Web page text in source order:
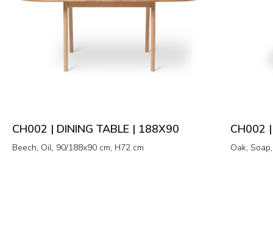
CH002 | DINING TABLE | 188X90
Beech, Oil, 90/188x90 cm, H72 cm
CH002
Oak,